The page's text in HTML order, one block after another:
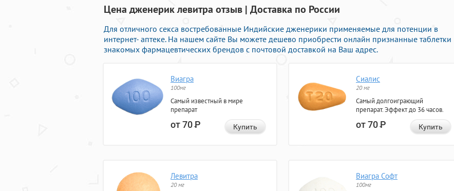
Цена дженерик левитра отзыв | Доставка по России
Для отличного секса востребованные Индийские дженерики применяемые для потенции в
интернет- аптеке. На нашем сайте Вы можете дешево приобрести онлайн признанные таблетки
знакомых фармацевтических брендов с почтовой доставкой на Ваш адрес.
Виагра
100мг
Самый известный в мире
препарат
от 70Р Купить
Сиалис
20 мг
Самый долгоиграющий
препарат. Эффект до 36 часов.
от 70Р Купить
Левитра
20 мг
Виагра Софт
100мг